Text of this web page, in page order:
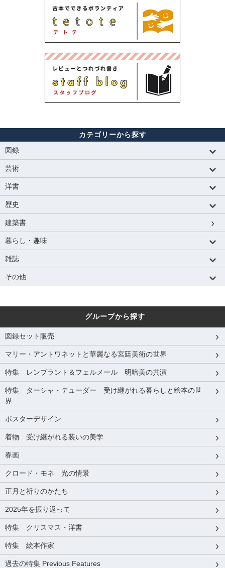
カテゴリーから探す
図録
芸術
洋書
歴史
建築書
暮らし・趣味
雑誌
その他
グループから探す
図録セット販売
マリー・アントワネットと華麗なる宮廷美術の世界
特集 レンブラント＆フェルメール 明暗美の共演
特集 ターシャ・テューダー 受け継がれる暮らしと絵本の世
界
ポスターデザイン
着物 受け継がれる装いの美学
春画
クロード・モネ 光の情景
正月と祈りのかたち
2025年を振り返って
特集 クリスマス・洋書
特集 絵本作家
過去の特集 Previous Features